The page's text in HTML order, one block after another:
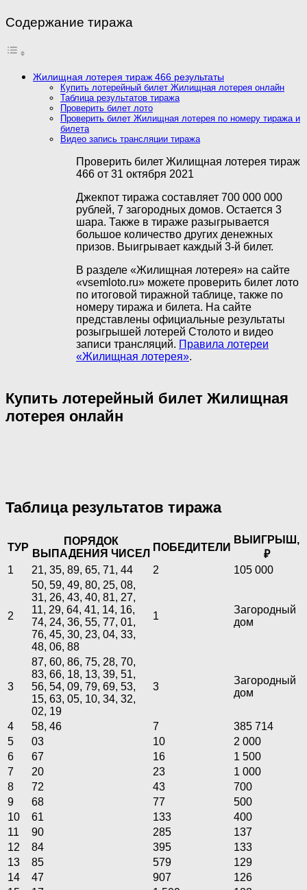
Содержание тиража
Жилищная лотерея тираж 466 результаты
Купить лотерейный билет Жилищная лотерея онлайн
Таблица результатов тиража
Проверить билет лото
Проверить билет Жилищная лотерея по номеру тиража и
билета
Видео запись трансляции тиража
Проверить билет Жилищная лотерея тираж
466 от 31 октября 2021
Джекпот тиража составляет 700 000 000
рублей, 7 загородных домов. Остается 3
шара. Также в тираже разыгрывается
большое количество других денежных
призов. Выигрывает каждый 3-й билет.
В разделе «Жилищная лотерея» на сайте
«vsemloto.ru» можете проверить билет лото
по итоговой тиражной таблице, также по
номеру тиража и билета. На сайте
представлены официальные результаты
розыгрышей лотерей Столото и видео
записи трансляций. Правила лотереи
«Жилищная лотерея».
Купить лотерейный билет Жилищная
лотерея онлайн
Таблица результатов тиража
ТУР
ПОРЯДОК
ВЫПАДЕНИЯ ЧИСЕЛ
ПОБЕДИТЕЛИ
ВЫИГРЫШ,
₽
1
21, 35, 89, 65, 71, 44 2 105 000
2
50, 59, 49, 80, 25, 08,
31, 26, 43, 40, 81, 27,
11, 29, 64, 41, 14, 16,
74, 24, 36, 55, 77, 01,
76, 45, 30, 23, 04, 33,
48, 06, 88
1
Загородный
дом
3
87, 60, 86, 75, 28, 70,
83, 66, 18, 13, 39, 51,
56, 54, 09, 79, 69, 53,
15, 63, 05, 10, 34, 32,
02, 19
3
Загородный
дом
4 58, 46 7
385 714
5
03 10
2 000
6
67 16
1 500
7
20 23
1 000
8
72 43
700
9
68 77
500
10
61 133
400
11
90 285
137
12
84 395
133
13
85 579
129
14
47 907
126